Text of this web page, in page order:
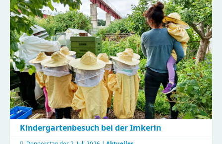
-
ein
Vormittag
voller
Aha-
Momente
Kindergartenbesuch bei der Imkerin